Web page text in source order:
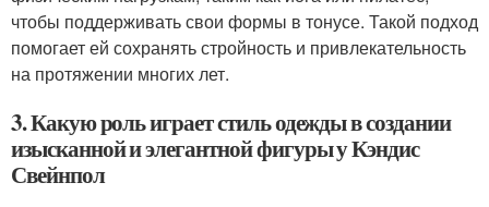
чтобы поддерживать свои формы в тонусе. Такой подход
помогает ей сохранять стройность и привлекательность
на протяжении многих лет.
3. Какую роль играет стиль одежды в создании
изысканной и элегантной фигуры у Кэндис
Свейнпол